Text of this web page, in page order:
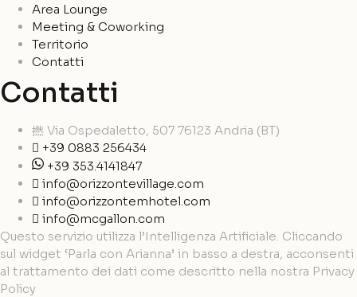
Area Lounge
Meeting & Coworking
Territorio
Contatti
Contatti
Via Ospedaletto, 507 76123 Andria (BT)
+39 0883 256434
+39 353.4141847
info@orizzontevillage.com
info@orizzontemhotel.com
info@mcgallon.com
Questo servizio utilizza l’Intelligenza Artificiale. Cliccando
sul widget ‘Parla con Arianna’ in basso a destra, acconsenti
al trattamento dei dati come descritto nella nostra Privacy
Policy